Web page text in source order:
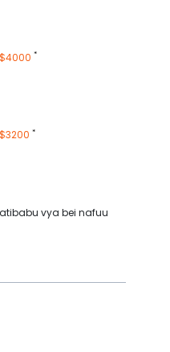
$4000 *
$3200 *
vya bei nafuu